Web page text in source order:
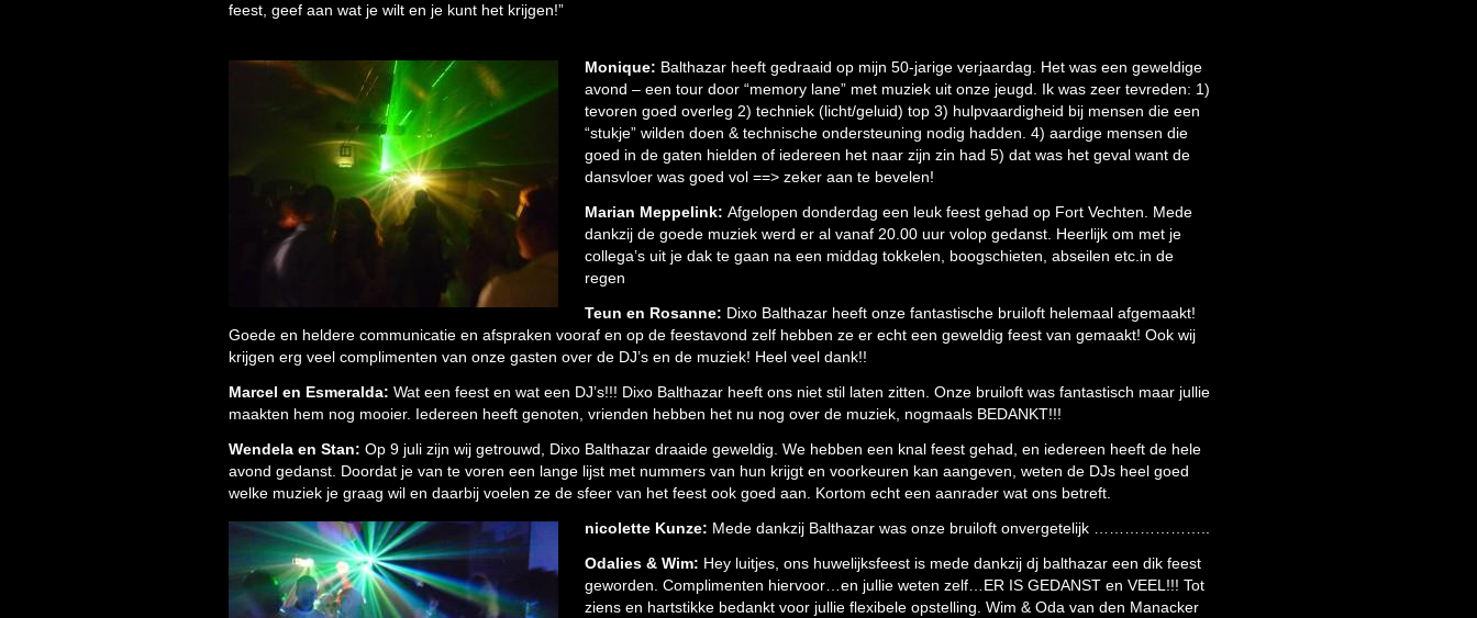
feest, geef aan wat je wilt en je kunt het krijgen!”
Monique: Balthazar heeft gedraaid op mijn 50-jarige verjaardag. Het was een geweldige
avond – een tour door “memory lane” met muziek uit onze jeugd. Ik was zeer tevreden: 1)
tevoren goed overleg 2) techniek (licht/geluid) top 3) hulpvaardigheid bij mensen die een
“stukje” wilden doen & technische ondersteuning nodig hadden. 4) aardige mensen die
goed in de gaten hielden of iedereen het naar zijn zin had 5) dat was het geval want de
dansvloer was goed vol ==> zeker aan te bevelen!
Marian Meppelink: Afgelopen donderdag een leuk feest gehad op Fort Vechten. Mede
dankzij de goede muziek werd er al vanaf 20.00 uur volop gedanst. Heerlijk om met je
collega’s uit je dak te gaan na een middag tokkelen, boogschieten, abseilen etc.in de
regen
Teun en Rosanne: Dixo Balthazar heeft onze fantastische bruiloft helemaal afgemaakt!
Goede en heldere communicatie en afspraken vooraf en op de feestavond zelf hebben ze er echt een geweldig feest van gemaakt! Ook wij
krijgen erg veel complimenten van onze gasten over de DJ’s en de muziek! Heel veel dank!!
Marcel en Esmeralda: Wat een feest en wat een DJ’s!!! Dixo Balthazar heeft ons niet stil laten zitten. Onze bruiloft was fantastisch maar jullie
maakten hem nog mooier. Iedereen heeft genoten, vrienden hebben het nu nog over de muziek, nogmaals BEDANKT!!!
Wendela en Stan: Op 9 juli zijn wij getrouwd, Dixo Balthazar draaide geweldig. We hebben een knal feest gehad, en iedereen heeft de hele
avond gedanst. Doordat je van te voren een lange lijst met nummers van hun krijgt en voorkeuren kan aangeven, weten de DJs heel goed
welke muziek je graag wil en daarbij voelen ze de sfeer van het feest ook goed aan. Kortom echt een aanrader wat ons betreft.
nicolette Kunze: Mede dankzij Balthazar was onze bruiloft onvergetelijk …………………..
Odalies & Wim: Hey luitjes, ons huwelijksfeest is mede dankzij dj balthazar een dik feest
geworden. Complimenten hiervoor…en jullie weten zelf…ER IS GEDANST en VEEL!!! Tot
ziens en hartstikke bedankt voor jullie flexibele opstelling. Wim & Oda van den Manacker